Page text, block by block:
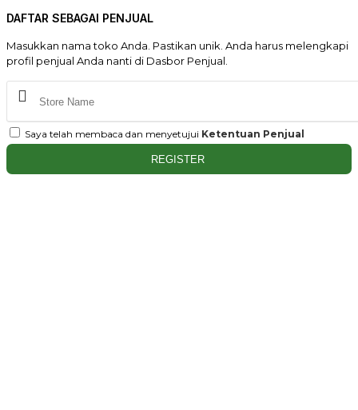
DAFTAR SEBAGAI PENJUAL
Masukkan nama toko Anda. Pastikan unik. Anda harus melengkapi
profil penjual Anda nanti di Dasbor Penjual.
Saya telah membaca dan menyetujui Ketentuan Penjual
REGISTER